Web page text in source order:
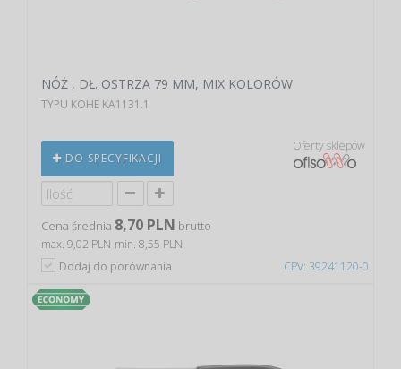
CPV: 39241120-0
NÓŻ , DŁ. OSTRZA 79 MM, MIX KOLORÓW
TYPU KOHE KA1131.1
DO SPECYFIKACJI
Oferty sklepów
Cena średnia 8,70 PLN brutto
max. 9,02 PLN min. 8,55 PLN
Dodaj do porównania